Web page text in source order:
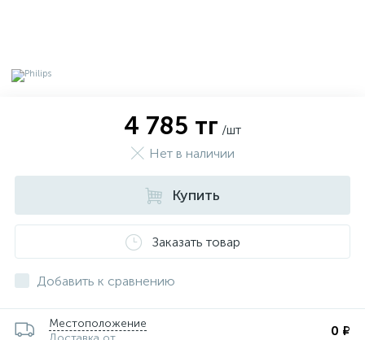
4 785 тг /шт
Нет в наличии
Купить
Заказать товар
Добавить к сравнению
Местоположение
0 ₽